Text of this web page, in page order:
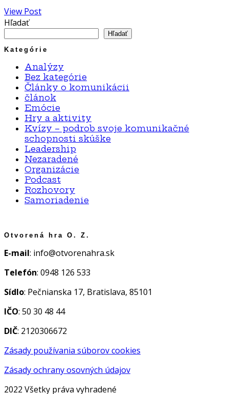
View Post
Hľadať
Hľadať
Kategórie
Analýzy
Bez kategórie
Články o komunikácii
článok
Emócie
Hry a aktivity
Kvízy – podrob svoje komunikačné
schopnosti skúške
Leadership
Nezaradené
Organizácie
Podcast
Rozhovory
Samoriadenie
Otvorená hra O. Z.
E-mail: info@otvorenahra.sk
Telefón: 0948 126 533
Sídlo: Pečnianska 17, Bratislava, 85101
IČO: 50 30 48 44
DIČ: 2120306672
Zásady používania súborov cookies
Zásady ochrany osovných údajov
2022 Všetky práva vyhradené